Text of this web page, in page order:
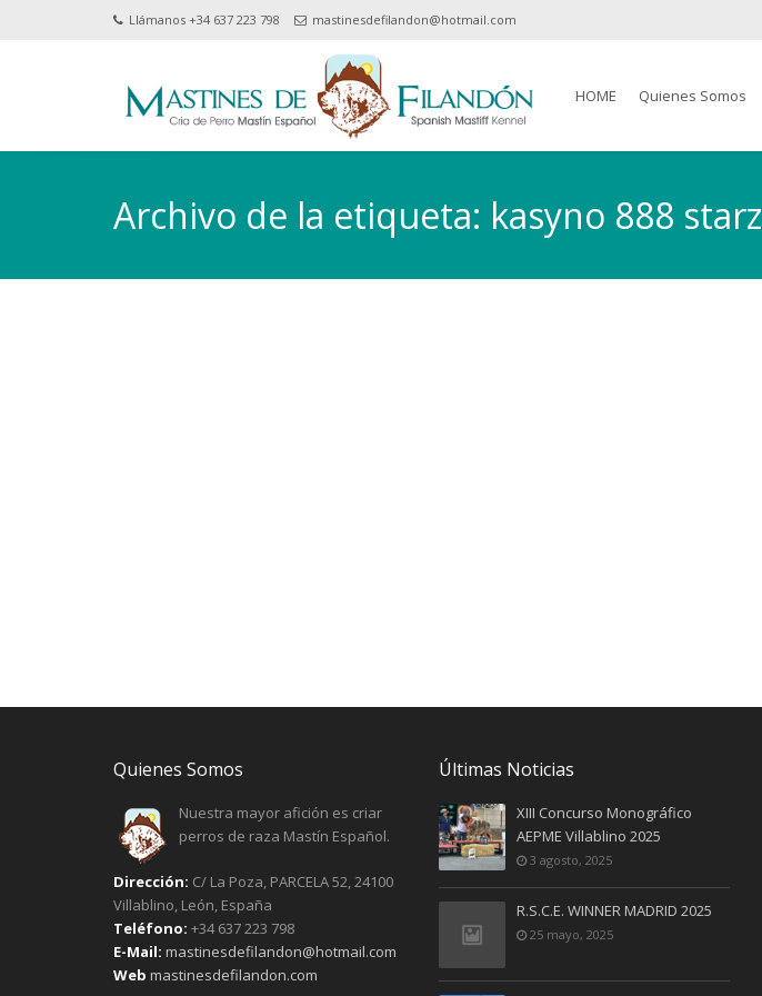
Llámanos +34 637 223 798 mastinesdefilandon@hotmail.com
HOME Quienes Somos
Archivo de la etiqueta: kasyno 888 starz
Quienes Somos
Nuestra mayor afición es criar
perros de raza Mastín Español.
Dirección: C/ La Poza, PARCELA 52, 24100
Villablino, León, España
Teléfono: +34 637 223 798
E-Mail: mastinesdefilandon@hotmail.com
Web mastinesdefilandon.com
Últimas Noticias
XIII Concurso Monográfico
AEPME Villablino 2025
3 agosto, 2025
R.S.C.E. WINNER MADRID 2025
25 mayo, 2025